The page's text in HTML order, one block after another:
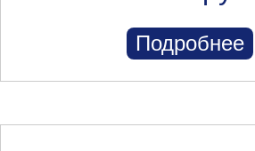
Подробнее